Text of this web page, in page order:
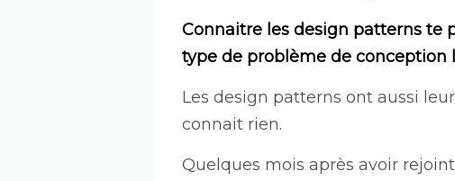
Connaitre les design patterns te
type de problème de conception
Les design patterns ont aussi
connait rien.
Quelques mois après avoir